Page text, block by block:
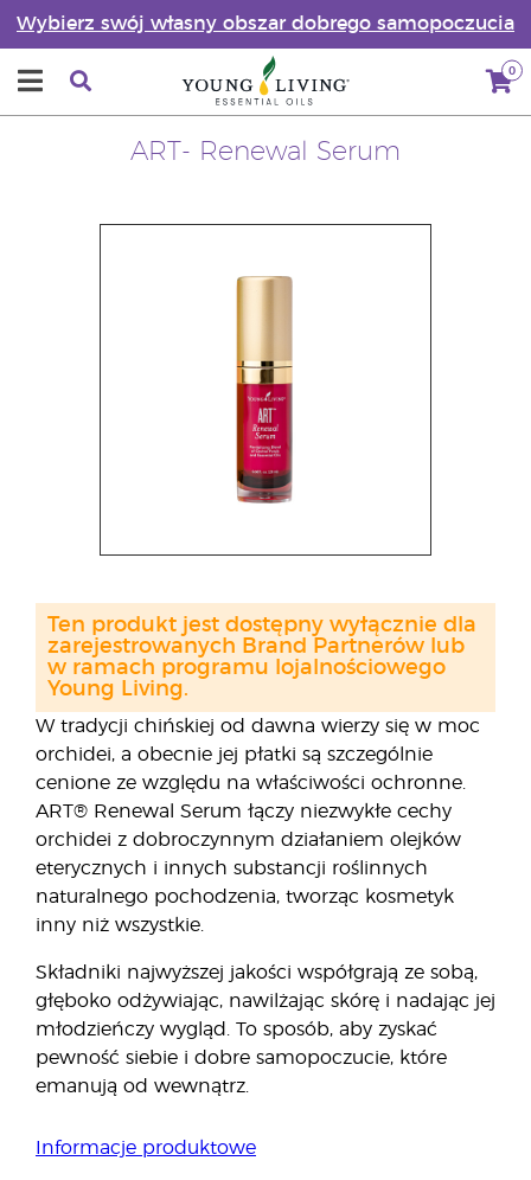
Wybierz swój własny obszar dobrego samopoczucia
0
ART- Renewal Serum
W tradycji chińskiej od dawna wierzy się w moc
orchidei, a obecnie jej płatki są szczególnie
cenione ze względu na właściwości ochronne.
ART® Renewal Serum łączy niezwykłe cechy
orchidei z dobroczynnym działaniem olejków
eterycznych i innych substancji roślinnych
naturalnego pochodzenia, tworząc kosmetyk
inny niż wszystkie.
Składniki najwyższej jakości współgrają ze sobą,
głęboko odżywiając, nawilżając skórę i nadając jej
młodzieńczy wygląd. To sposób, aby zyskać
pewność siebie i dobre samopoczucie, które
emanują od wewnątrz.
Informacje produktowe
Ten produkt jest dostępny wyłącznie dla
zarejestrowanych Brand Partnerów lub
w ramach programu lojalnościowego
Young Living.